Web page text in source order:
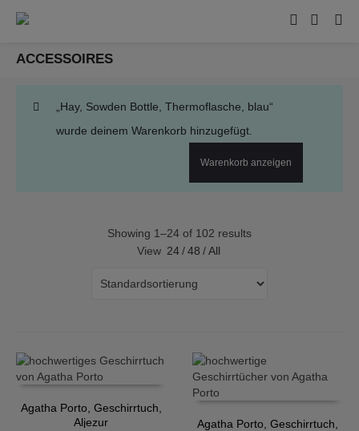
ACCESSOIRES
„Hay, Sowden Bottle, Thermoflasche, blau“
wurde deinem Warenkorb hinzugefügt.
Warenkorb anzeigen
Showing 1–24 of 102 results
View 24 / 48 / All
Agatha Porto, Geschirrtuch,
Aljezur
Agatha Porto, Geschirrtuch,